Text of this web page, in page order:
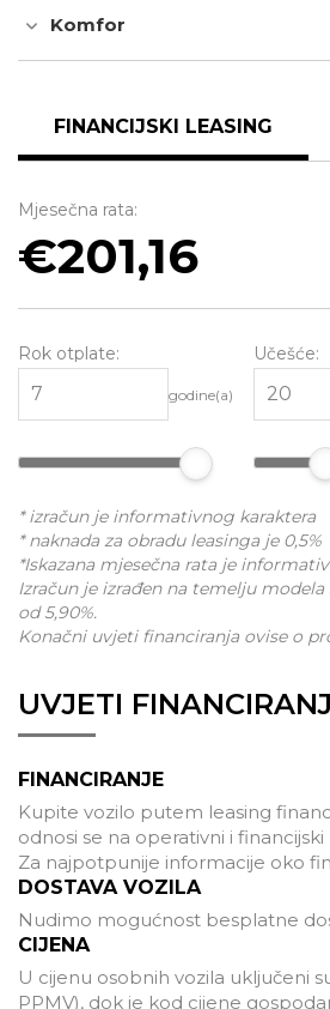
Komfor
FINANCIJSKI LEASING
Mjesečna rata:
201,16
Rok otplate:
godine(a)
Učešće:
* izračun je informativnog karaktera
* naknada za obradu leasinga je 0,5%
*Iskazana mjesečna rata je
Izračun je izrađen na temelju
od 5,90%.
Konačni uvjeti financiranja ovise o
UVJETI
FINANCIRANJE
Kupite vozilo putem leasing
odnosi se na operativni i
Za najpotpunije informacije oko
DOSTAVA VOZILA
Nudimo mogućnost besplatne
CIJENA
U cijenu osobnih vozila uključeni
PPMV), dok je kod cijene